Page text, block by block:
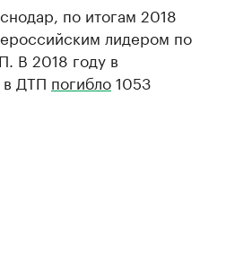
по итогам 2018
лидером по
В 2018 году в
в ДТП погибло1053